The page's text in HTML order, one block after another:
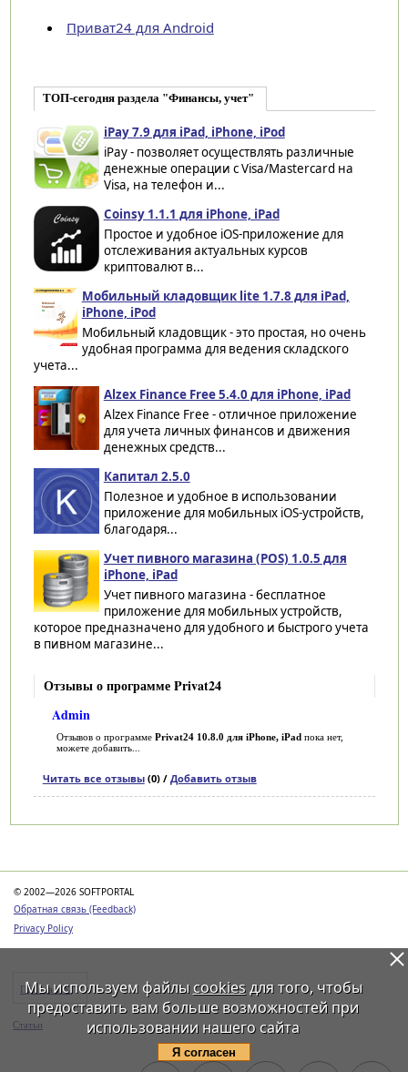
Приват24 для Android
ТОП-сегодня раздела "Финансы, учет"
iPay 7.9 для iPad, iPhone, iPod
iPay - позволяет осуществлять различные
денежные операции с Visa/Mastercard на
Visa, на телефон и...
Coinsy 1.1.1 для iPhone, iPad
Простое и удобное iOS-приложение для
отслеживания актуальных курсов
криптовалют в...
Мобильный кладовщик lite 1.7.8 для iPad,
iPhone, iPod
Мобильный кладовщик - это простая, но очень
удобная программа для ведения складского
учета...
Alzex Finance Free 5.4.0 для iPhone, iPad
Alzex Finance Free - отличное приложение
для учета личных финансов и движения
денежных средств...
Капитал 2.5.0
Полезное и удобное в использовании
приложение для мобильных iOS-устройств,
благодаря...
Учет пивного магазина (POS) 1.0.5 для
iPhone, iPad
Учет пивного магазина - бесплатное
приложение для мобильных устройств,
которое предназначено для удобного и быстрого учета
в пивном магазине...
Отзывы о программе Privat24
Admin
Отзывов о программе Privat24 10.8.0 для iPhone, iPad пока нет,
можете добавить...
Читать все отзывы(0) / Добавить отзыв
© 2002—2026 SOFTPORTAL
Обратная связь (Feedback)
Privacy Policy
Программы
Статьи
Мы используем файлы cookiesдля того, чтобы
предоставить вам больше возможностей при
использовании нашего сайта